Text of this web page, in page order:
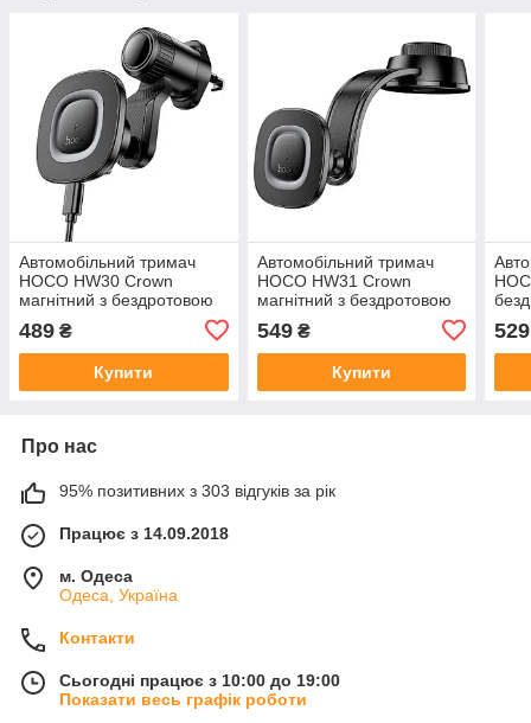
Автомобільний тримач
HOCO HW30 Crown
магнітний з бездротовою
489 ₴
Купити
Автомобільний тримач
HOCO HW31 Crown
магнітний з бездротовою
549₴
Купити
529
Про нас
95% позитивних з 303 відгуків за рік
Працює з 14.09.2018
м. Одеса
Одеса, Україна
Контакти
Сьогодні працює з 10:00 до 19:00
Показати весь графік роботи